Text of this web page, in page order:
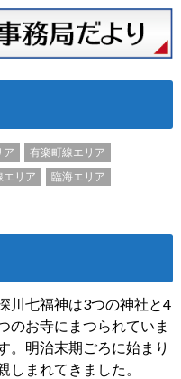
ア
有楽町線エリア
エリア
臨海エリア
川七福神は3つの神社と4
のお寺にまつられていま
。明治末期ごろに始まり
しまれてきました。